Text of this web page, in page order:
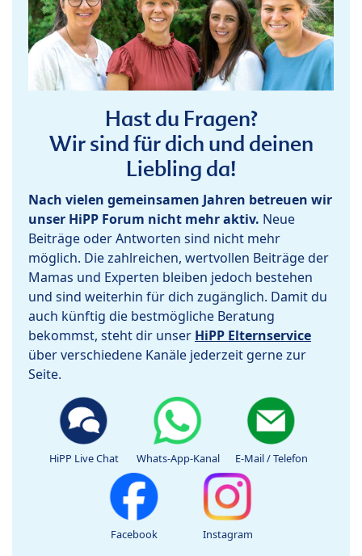
Hast du Fragen?
Wir sind für dich und deinen
Liebling da!
Nach vielen gemeinsamen Jahren betreuen wir
unser HiPP Forum nicht mehr aktiv. Neue
Beiträge oder Antworten sind nicht mehr
möglich. Die zahlreichen, wertvollen Beiträge der
Mamas und Experten bleiben jedoch bestehen
und sind weiterhin für dich zugänglich. Damit du
auch künftig die bestmögliche Beratung
bekommst, steht dir unser HiPP Elternservice
über verschiedene Kanäle jederzeit gerne zur
Seite.
HiPP Live Chat Whats-App-Kanal E-Mail / Telefon
Facebook Instagram